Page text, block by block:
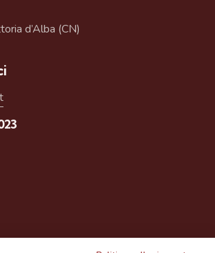
d’Alba (CN)
servizio gratuito del CSV